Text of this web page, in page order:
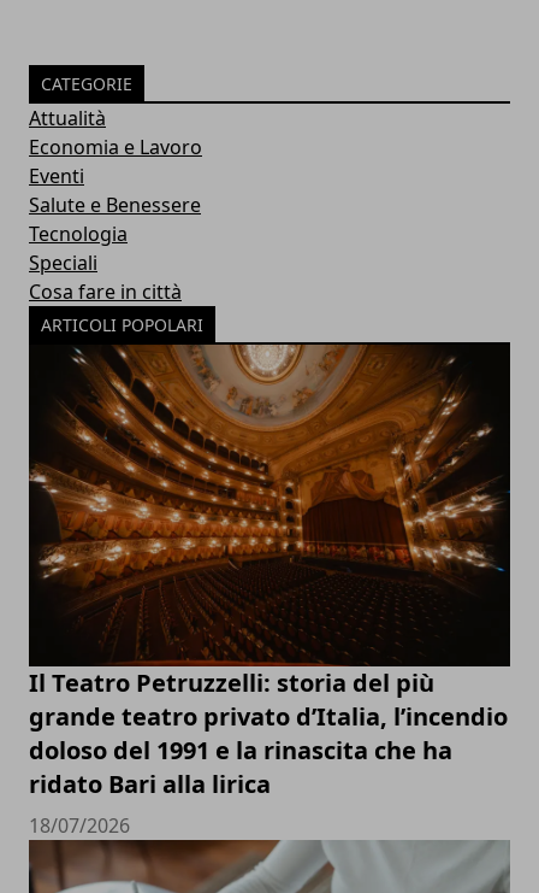
CATEGORIE
Attualità
Economia e Lavoro
Eventi
Salute e Benessere
Tecnologia
Speciali
Cosa fare in città
ARTICOLI POPOLARI
Il Teatro Petruzzelli: storia del più
grande teatro privato d’Italia, l’incendio
doloso del 1991 e la rinascita che ha
ridato Bari alla lirica
18/07/2026